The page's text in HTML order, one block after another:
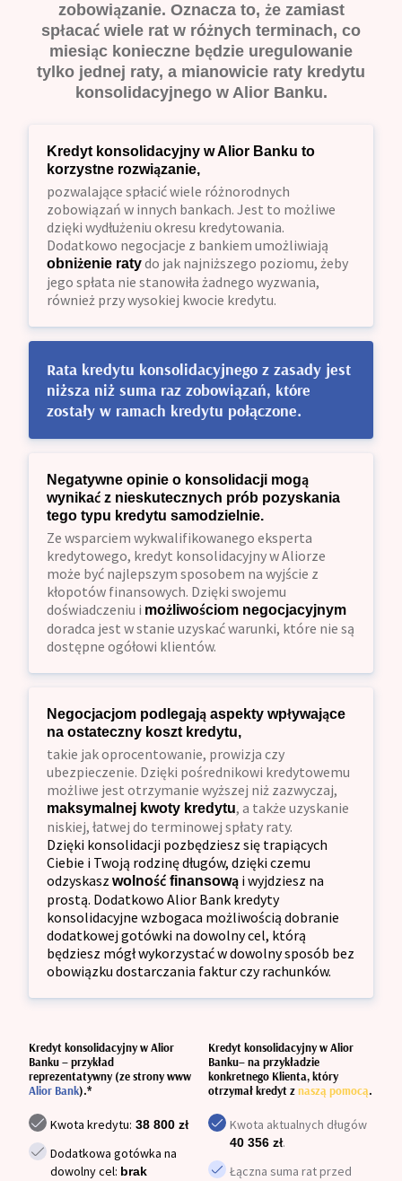
zobowiązanie. Oznacza to, że zamiast
spłacać wiele rat w różnych terminach, co
miesiąc konieczne będzie uregulowanie
tylko jednej raty, a mianowicie raty kredytu
konsolidacyjnego w Alior Banku.
Kredyt konsolidacyjny w Alior Banku to
korzystne rozwiązanie,
pozwalające spłacić wiele różnorodnych
zobowiązań w innych bankach. Jest to możliwe
dzięki wydłużeniu okresu kredytowania.
Dodatkowo negocjacje z bankiem umożliwiają
obniżenie ratydo jak najniższego poziomu, żeby
jego spłata nie stanowiła żadnego wyzwania,
również przy wysokiej kwocie kredytu.
Rata kredytu konsolidacyjnego z zasady jest
niższa niż suma raz zobowiązań, które
zostały w ramach kredytu połączone.
Negatywne opinie o konsolidacji mogą
wynikać z nieskutecznych prób pozyskania
tego typu kredytu samodzielnie.
Ze wsparciem wykwalifikowanego eksperta
kredytowego, kredyt konsolidacyjny w Aliorze
może być najlepszym sposobem na wyjście z
kłopotów finansowych. Dzięki swojemu
doświadczeniu i możliwościom negocjacyjnym
doradca jest w stanie uzyskać warunki, które nie są
dostępne ogółowi klientów.
Negocjacjom podlegają aspekty wpływające
na ostateczny koszt kredytu,
takie jak oprocentowanie, prowizja czy
ubezpieczenie. Dzięki pośrednikowi kredytowemu
możliwe jest otrzymanie wyższej niż zazwyczaj,
maksymalnej kwoty kredytu, a także uzyskanie
niskiej, łatwej do terminowej spłaty raty.
Dzięki konsolidacji pozbędziesz się trapiących
Ciebie i Twoją rodzinę długów, dzięki czemu
odzyskasz wolność finansową i wyjdziesz na
prostą. Dodatkowo Alior Bank kredyty
konsolidacyjne wzbogaca możliwością dobranie
dodatkowej gotówki na dowolny cel, którą
będziesz mógł wykorzystać w dowolny sposób bez
obowiązku dostarczania faktur czy rachunków.
Kredyt konsolidacyjny w Alior
Banku – przykład
reprezentatywny (ze strony www
Alior Bank).*
Kwota kredytu: 38 800 zł
Dodatkowa gotówka na
dowolny cel: brak
Kredyt konsolidacyjny w Alior
Banku– na przykładzie
konkretnego Klienta, który
otrzymał kredyt znaszą pomocą.
Kwota aktualnych długów
40 356 zł.
Łączna suma rat przed